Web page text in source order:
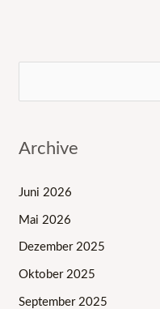
Archive
Juni 2026
Mai 2026
Dezember 2025
Oktober 2025
September 2025